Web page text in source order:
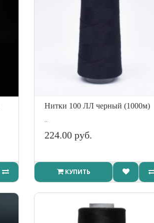
Нитки 100 ЛЛ черный (1000м)
..
224.00 руб.
КУПИТЬ